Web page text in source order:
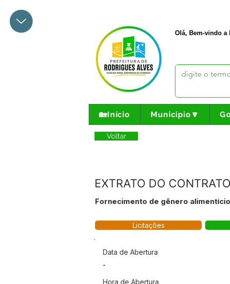
Olá, Bem-vindo a
🏡Início Município🔽
Voltar
EXTRATO DO
Fornecimento de gênero
Licitações
Data de Abertura
-
Hora de Abertura